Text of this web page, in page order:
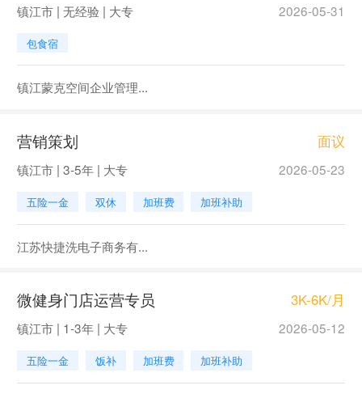
镇江市 | 无经验 | 大专 2026-05-31
包食宿
镇江蒙克空间企业管理...
营销策划 面议
镇江市 | 3-5年 | 大专 2026-05-23
五险一金 双休 加班费 加班补助
江苏快捷洗电子商务有...
微健身门店运营专员 3K-6K/月
镇江市 | 1-3年 | 大专 2026-05-12
五险一金 饭补 加班费 加班补助